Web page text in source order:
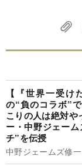
【『世界一受
の“負のコラボ”
こりの人は絶対
ー・中野ジェー
チ”を伝授
中野ジェームズ修一